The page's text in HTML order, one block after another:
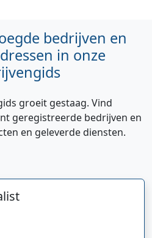
bedrijven en
in onze
groeit gestaag. Vind
geregistreerde bedrijven en
en geleverde diensten.